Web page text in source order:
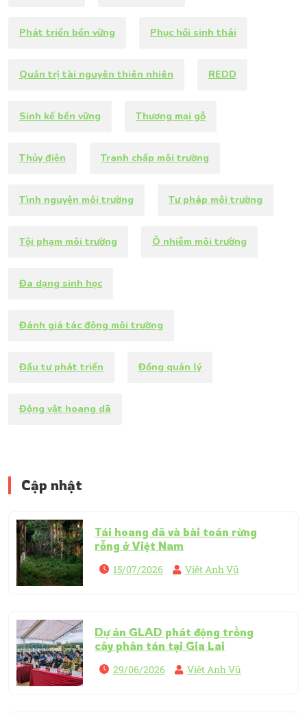
Phát triển bền vững Phục hồi sinh thái
Quản trị tài nguyên thiên nhiên REDD
Sinh kế bền vững Thương mại gỗ
Thủy điện Tranh chấp môi trường
Tình nguyện môi trường Tư pháp môi trường
Tội phạm môi trường Ô nhiễm môi trường
Đa dạng sinh học
Đánh giá tác động môi trường
Đầu tư phát triển Đồng quản lý
Động vật hoang dã
Cập nhật
Tái hoang dã và bài toán rừng
rỗng ở Việt Nam
15/07/2026 Việt Anh Vũ
Dự án GLAD phát động trồng
cây phân tán tại Gia Lai
29/06/2026 Việt Anh Vũ